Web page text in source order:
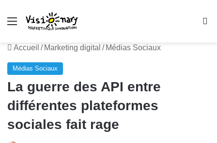
Menu
Accueil / Marketing digital / Médias Sociaux
Médias Sociaux
La guerre des API entre
différentes plateformes
sociales fait rage